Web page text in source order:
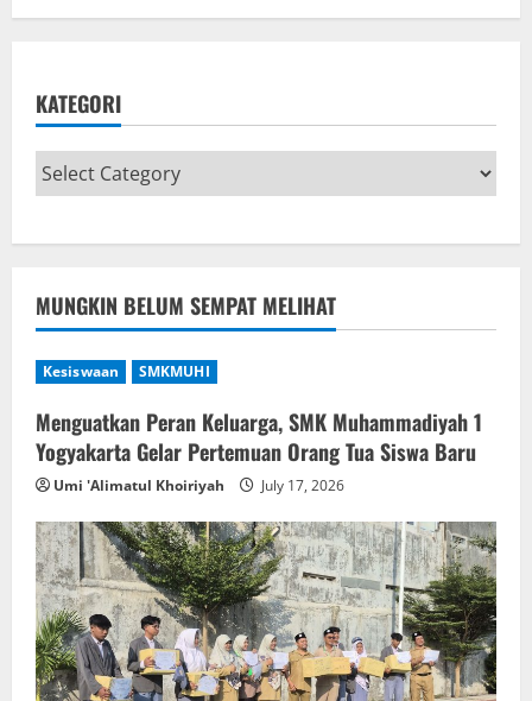
KATEGORI
MUNGKIN BELUM SEMPAT MELIHAT
Kesiswaan SMKMUHI
Menguatkan Peran Keluarga, SMK Muhammadiyah 1
Yogyakarta Gelar Pertemuan Orang Tua Siswa Baru
Umi 'Alimatul Khoiriyah July 17, 2026